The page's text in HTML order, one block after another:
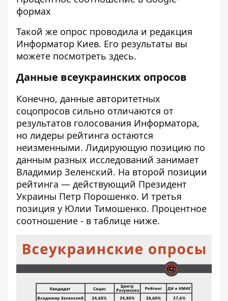
формах
Такой же опрос проводила и редакция
Информатор Киев. Его результаты вы
можете посмотреть здесь.
Данные всеукраинских опросов
Конечно, данные авторитетных
соцопросов сильно отличаются от
результатов голосования Информатора,
но лидеры рейтинга остаются
неизменными. Лидирующую позицию по
данным разных исследований занимает
Владимир Зеленский. На второй позиции
рейтинга — действующий Президент
Украины Петр Порошенко. И третья
позиция у Юлии Тимошенко. Процентное
соотношение - в таблице ниже.